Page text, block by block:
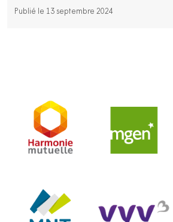
Publié le 13 septembre 2024